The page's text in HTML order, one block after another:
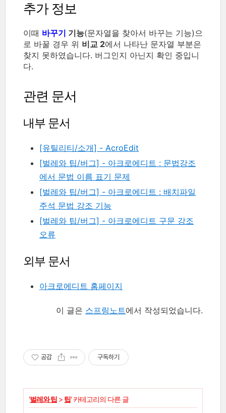
추가 정보
이때 바꾸기 기능(문자열을 찾아서 바꾸는 기능)으
로 바꿀 경우 위 비교 2에서 나타난 문자열 부분은
찾지 못하였습니다. 버그인지 아닌지 확인 중입니
다.
관련 문서
내부 문서
[유틸리티/소개] - AcroEdit
[벌레와 팁/버그] - 아크로에디트 : 문법강조
에서 문법 이름 표기 문제
[벌레와 팁/버그] - 아크로에디트 : 배치파일
주석 문법 강조 기능
[벌레와 팁/버그] - 아크로에디트 구문 강조
오류
외부 문서
아크로에디트 홈페이지
이 글은 스프링노트에서 작성되었습니다.
공감 구독하기
'벌레와 팁 > 팁' 카테고리의 다른 글